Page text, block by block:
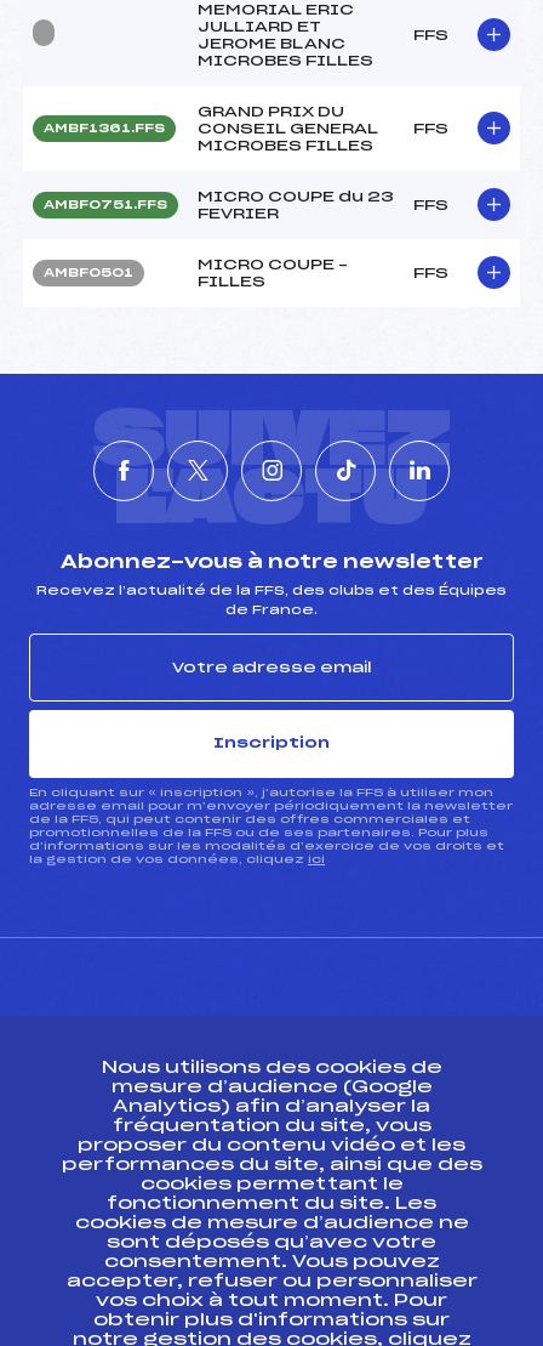
MEMORIAL ERIC
JULLIARD ET
JEROME BLANC
MICROBES FILLES
FFS
AMBF1361.FFS
GRAND PRIX DU
CONSEIL GENERAL
MICROBES FILLES
FFS
AMBF0751.FFS
MICRO COUPE du 23
FEVRIER
FFS
AMBF0501
MICRO COUPE –
FILLES
FFS
SUIVEZ
L'ACTU
Abonnez-vous à notre newsletter
Recevez l’actualité de la FFS, des clubs et des Équipes
de France.
Inscription
En cliquant sur « inscription », j’autorise la FFS à utiliser mon
adresse email pour m’envoyer périodiquement la newsletter
de la FFS, qui peut contenir des offres commerciales et
promotionnelles de la FFS ou de ses partenaires. Pour plus
d’informations sur les modalités d’exercice de vos droits et
la gestion de vos données, cliquez ici
ESPACE PRESSE
Ressources
Pass’Neige
Projet sportif fédéral
Projet de performance fédéral
Antidopage
Pôle Développement, Formation, Suivi
Scientifique
Listes ministérielles
Nous utilisons des cookies de
mesure d’audience (Google
Analytics) afin d’analyser la
fréquentation du site, vous
proposer du contenu vidéo et les
performances du site, ainsi que des
cookies permettant le
fonctionnement du site. Les
cookies de mesure d’audience ne
sont déposés qu’avec votre
consentement. Vous pouvez
accepter, refuser ou personnaliser
vos choix à tout moment. Pour
obtenir plus d'informations sur
notre gestion des cookies, cliquez